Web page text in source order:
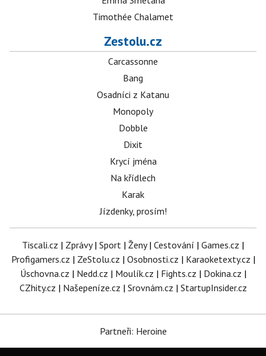
Timothée Chalamet
Zestolu.cz
Carcassonne
Bang
Osadníci z Katanu
Monopoly
Dobble
Dixit
Krycí jména
Na křídlech
Karak
Jízdenky, prosím!
Tiscali.cz | Zprávy| Sport | Ženy| Cestování | Games.cz |
Profigamers.cz | ZeStolu.cz | Osobnosti.cz | Karaoketexty.cz |
Úschovna.cz | Nedd.cz | Moulík.cz | Fights.cz | Dokina.cz |
CZhity.cz | Našepeníze.cz | Srovnám.cz | StartupInsider.cz
Partneři: Heroine